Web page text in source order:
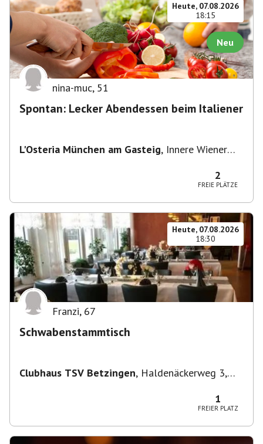
Heute, 07.08.2026
18:15
Neu
nina-muc, 51
Spontan: Lecker Abendessen beim Italiener
L'Osteria München am Gasteig, Innere Wiener
2
FREIE PLÄTZE
Heute, 07.08.2026
18:30
Franzi, 67
Schwabenstammtisch
Clubhaus TSV Betzingen, Haldenäckerweg 3,
1
FREIER PLATZ